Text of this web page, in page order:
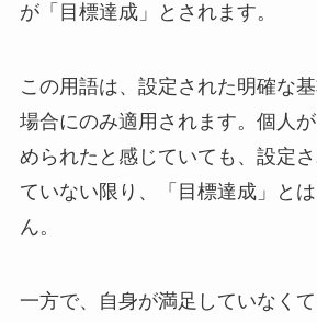
が「目標達成」とされます。
この用語は、設定された明確な
場合にのみ適用されます。個人
められたと感じていても、設定
ていない限り、「目標達成」と
ん。
一方で、自身が満足していなく